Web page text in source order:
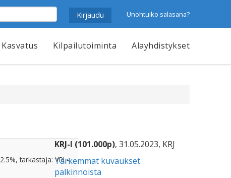
Unohtuiko salasana?
Kasvatus Kilpailutoiminta Alayhdistykset
tarkastaja: VRL-
KRJ-I (101.000p), 31.05.2023, KRJ
Tarkemmat kuvaukset
palkinnoista